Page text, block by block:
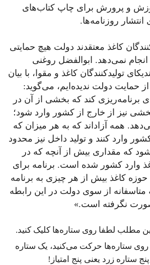
و پرورش برای چاپ کتاب‌های
روزنامه‌ها.
کاغذ معتقدند دولت هیچ حمایتی
انجام نمی‌دهد. ابوالفضل روغنی
تولیدکنندگان کاغذ و مقوا، با بیان
از حمایت‌ دولت ندیده‌ایم، می‌گوید:
برنامه‌ریزی کند که بخشی از آن در
نیز از خارج از کشور وارد شود؛
همه آزاداند که به هر میزان که
وارد کنند و تولید داخل نیز محدود
که مقداری بیش از آنچه که در
وارد کشور شده است. برنامه برای
حوزه کاغذ بیش از هر چیزی به برنامه
متاسفانه از سوی دولت در این رابطه
نگرفته است.»
مطلب لطفا روی ستاره‌ها کلیک کنید.
ستاره‌ها حرکت می‌کنید، یک ستاره
ستاره زرد یعنی پنج امتیاز!